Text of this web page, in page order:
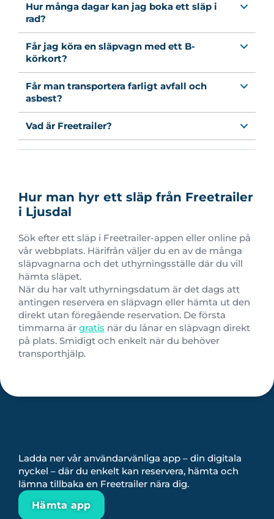
Hur många dagar kan jag boka ett släp i
rad?
Får jag köra en släpvagn med ett B-
körkort?
Får man transportera farligt avfall och
asbest?
Vad är Freetrailer?
Hur man hyr ett släp från Freetrailer
i Ljusdal
Sök efter ett släp i Freetrailer-appen eller online på
vår webbplats. Härifrån väljer du en av de många
släpvagnarna och det uthyrningsställe där du vill
hämta släpet.
När du har valt uthyrningsdatum är det dags att
antingen reservera en släpvagn eller hämta ut den
direkt utan föregående reservation. De första
timmarna är gratis när du lånar en släpvagn direkt
på plats. Smidigt och enkelt när du behöver
transporthjälp.
Ladda ner vår användarvänliga app – din digitala
nyckel – där du enkelt kan reservera, hämta och
lämna tillbaka en Freetrailer nära dig.
Hämta app